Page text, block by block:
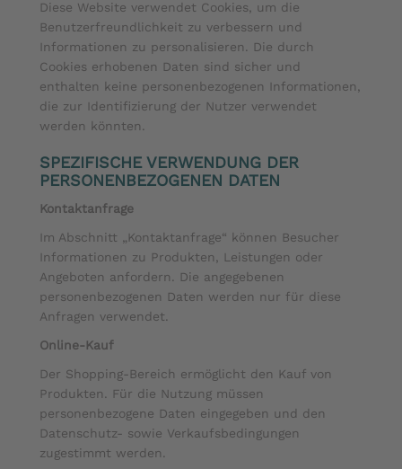
Diese Website verwendet Cookies, um die
Benutzerfreundlichkeit zu verbessern und
Informationen zu personalisieren. Die durch
Cookies erhobenen Daten sind sicher und
enthalten keine personenbezogenen Informationen,
die zur Identifizierung der Nutzer verwendet
werden könnten.
SPEZIFISCHE VERWENDUNG DER
PERSONENBEZOGENEN DATEN
Kontaktanfrage
Im Abschnitt „Kontaktanfrage“ können Besucher
Informationen zu Produkten, Leistungen oder
Angeboten anfordern. Die angegebenen
personenbezogenen Daten werden nur für diese
Anfragen verwendet.
Online-Kauf
Der Shopping-Bereich ermöglicht den Kauf von
Produkten. Für die Nutzung müssen
personenbezogene Daten eingegeben und den
Datenschutz- sowie Verkaufsbedingungen
zugestimmt werden.